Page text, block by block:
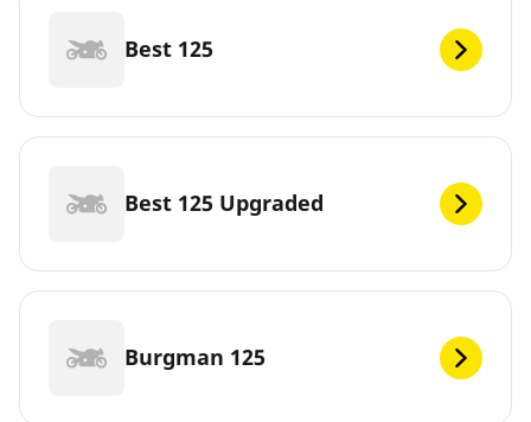
Best 125
Best 125 Upgraded
Burgman 125